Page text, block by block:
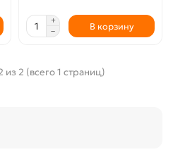
В корзину
из 2 (всего 1 страниц)